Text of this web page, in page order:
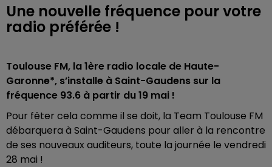
Une nouvelle fréquence pour votre
radio préférée !
Toulouse FM, la 1ère radio locale de Haute-
Garonne*, s’installe à Saint-Gaudens sur la
fréquence 93.6 à partir du 19 mai !
Pour fêter cela comme il se doit, la Team Toulouse FM
débarquera à Saint-Gaudens pour aller à la rencontre
de ses nouveaux auditeurs, toute la journée le vendredi
28 mai !